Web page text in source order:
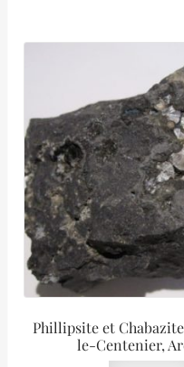
Phillipsite et
le-Centenier,